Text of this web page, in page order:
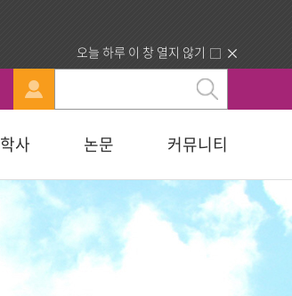
오늘 하루 이 창 열지 않기
행정부서 안내
찾아오시는길
묻고답하기
합격자조회/고지서출력
교육대학원
교육학석사
학사
휴·복학 안내
논문
연구윤리자료실
커뮤니티
청빙게시판